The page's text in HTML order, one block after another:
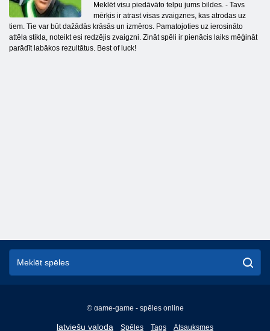
Meklēt visu piedāvāto telpu jums bildes. - Tavs
mērķis ir atrast visas zvaigznes, kas atrodas uz
tiem. Tie var būt dažādās krāsās un izmēros. Pamatojoties uz ierosināto
attēla stikla, noteikt esi redzējis zvaigzni. Zināt spēli ir pienācis laiks mēģināt
parādīt labākos rezultātus. Best of luck!
© game-game - spēles online
latviešu valoda
English
Spēles Tags Atsauksmes